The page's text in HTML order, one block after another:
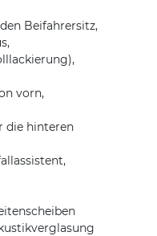
Beifahrersitz,
vorn,
die hinteren